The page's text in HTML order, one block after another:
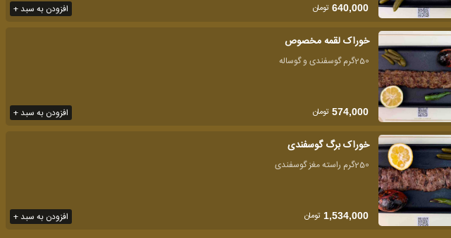
افزودن به سبد + 640,000 تومان
خوراک لقمه مخصوص
250گرم گوسفندی و گوساله
افزودن به سبد + 574,000 تومان
خوراک برگ گوسفندی
250گرم راسته مغز گوسفندی
افزودن به سبد + 1,534,000 تومان